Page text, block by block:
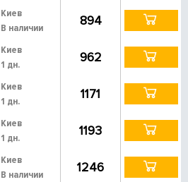
Киев
В наличии
894
Киев
1 дн.
962
Киев
1 дн.
1171
Киев
1 дн.
1193
Киев
В наличии
1246